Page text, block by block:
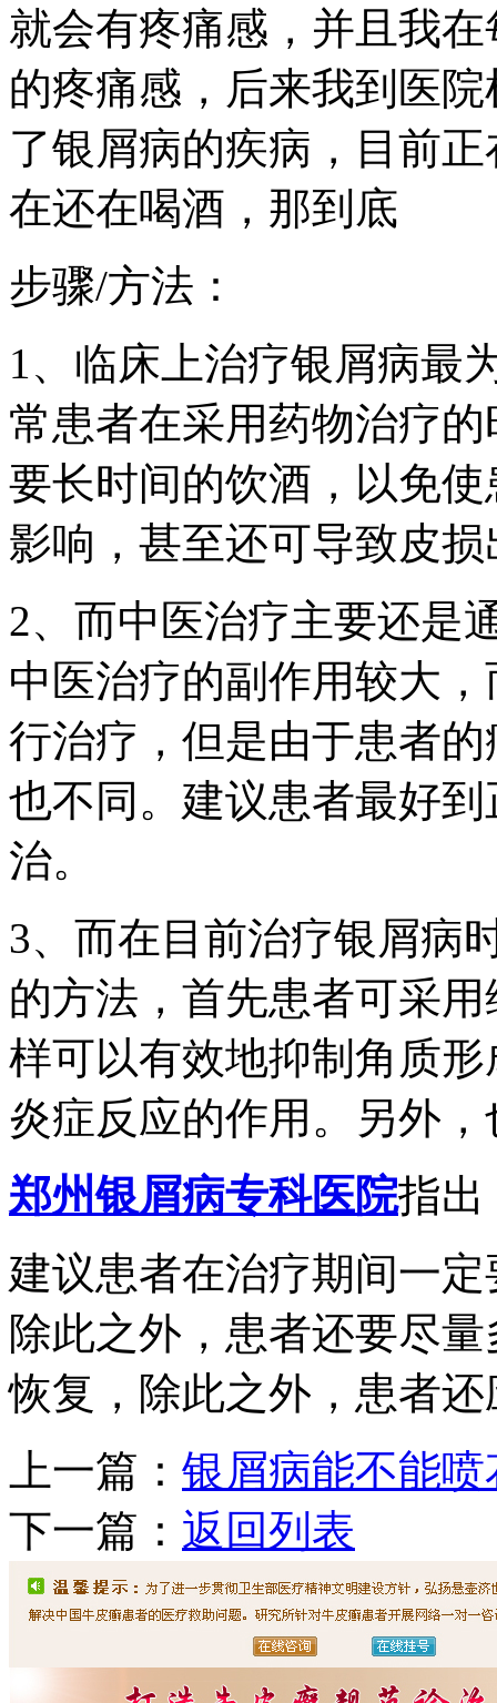
就会有疼痛感，并且我
的疼痛感，后来我到医
了银屑病的疾病，目前
在还在喝酒，那到底
步骤/方法：
1、临床上治疗银屑病最
常患者在采用药物治疗
要长时间的饮酒，以免
影响，甚至还可导致皮
2、而中医治疗主要还是
中医治疗的副作用较大
行治疗，但是由于患者
也不同。建议患者最好
治。
3、而在目前治疗银屑病
的方法，首先患者可采
样可以有效地抑制角质
炎症反应的作用。另外
郑州银屑病专科医院指出
建议患者在治疗期间一
除此之外，患者还要尽
恢复，除此之外，患者
上一篇： 银屑病能不能喷
下一篇： 返回列表